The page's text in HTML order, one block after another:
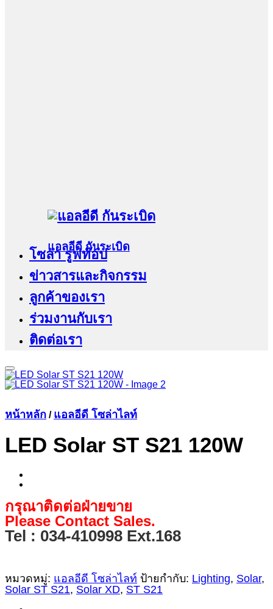
แอลอีดี กันระเบิด
โซล่า รูฟท๊อป
ข่าวสารและกิจกรรม
ลูกค้าของเรา
ร่วมงานกับเรา
ติดต่อเรา
หน้าหลัก / แอลอีดี โซล่าไลท์
LED Solar ST S21 120W
กรุณาติดต่อฝ่ายขาย
Please Contact Sales.
Tel : 034-410998 Ext.168
หมวดหมู่: แอลอีดี โซล่าไลท์ ป้ายกำกับ: Lighting, Solar,
Solar ST S21, Solar XD, ST S21